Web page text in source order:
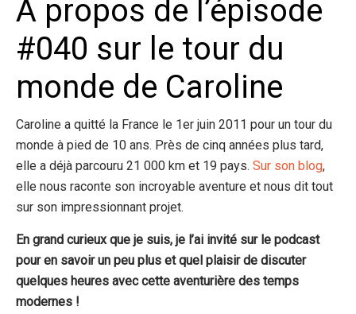
À propos de l’épisode
#040 sur le tour du
monde de Caroline
Caroline a quitté la France le 1er juin 2011 pour un tour du
monde à pied de 10 ans. Près de cinq années plus tard,
elle a déjà parcouru 21 000 km et 19 pays. Sur son blog,
elle nous raconte son incroyable aventure et nous dit tout
sur son impressionnant projet.
En grand curieux que je suis, je l’ai invité sur le podcast
pour en savoir un peu plus et quel plaisir de discuter
quelques heures avec cette aventurière des temps
modernes !